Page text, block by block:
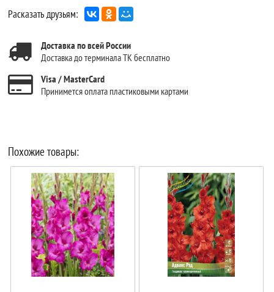
Расказать друзьям:
Доставка по всей России
Доставка до терминала ТК бесплатно
Visa / MasterCard
Принимется оплата пластиковыми картами
Похожие товары: